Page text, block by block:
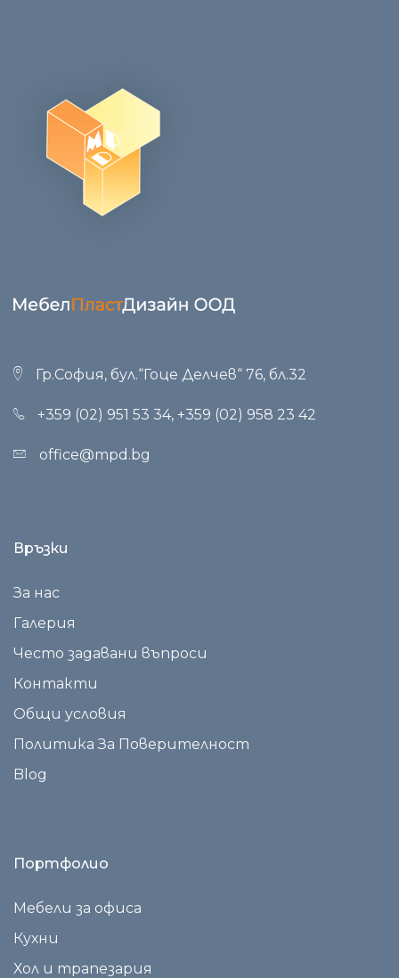
Гр.София, бул.“Гоце Делчев“ 76, бл.32
+359 (02) 951 53 34, +359 (02) 958 23 42
office@mpd.bg
Връзки
За нас
Галерия
Често задавани въпроси
Контакти
Общи условия
Политика За Поверителност
Blog
Портфолио
Мебели за офиса
Кухни
Хол и трапезария